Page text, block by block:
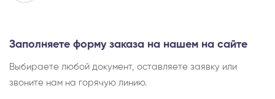
Заполняете форму заказа на нашем на сайте
Выбираете любой документ, оставляете заявку или
звоните нам на горячую линию.